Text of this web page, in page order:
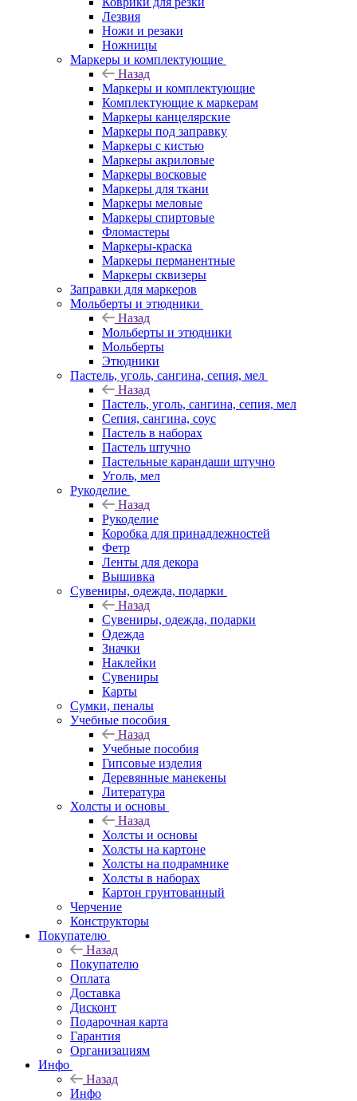
Лезвия
Ножи и резаки
Ножницы
Маркеры и комплектующие
Назад
Маркеры и комплектующие
Комплектующие к маркерам
Маркеры канцелярские
Маркеры под заправку
Маркеры с кистью
Маркеры акриловые
Маркеры восковые
Маркеры для ткани
Маркеры меловые
Маркеры спиртовые
Фломастеры
Маркеры-краска
Маркеры перманентные
Маркеры сквизеры
Заправки для маркеров
Мольберты и этюдники
Назад
Мольберты и этюдники
Мольберты
Этюдники
Пастель, уголь, сангина, сепия, мел
Назад
Пастель, уголь, сангина, сепия, мел
Сепия, сангина, соус
Пастель в наборах
Пастель штучно
Пастельные карандаши штучно
Уголь, мел
Рукоделие
Назад
Рукоделие
Коробка для принадлежностей
Фетр
Ленты для декора
Вышивка
Сувениры, одежда, подарки
Назад
Сувениры, одежда, подарки
Одежда
Значки
Наклейки
Сувениры
Карты
Сумки, пеналы
Учебные пособия
Назад
Учебные пособия
Гипсовые изделия
Деревянные манекены
Литература
Холсты и основы
Назад
Холсты и основы
Холсты на картоне
Холсты на подрамнике
Холсты в наборах
Картон грунтованный
Черчение
Конструкторы
Покупателю
Назад
Покупателю
Оплата
Доставка
Дисконт
Подарочная карта
Гарантия
Организациям
Инфо
Назад
Инфо